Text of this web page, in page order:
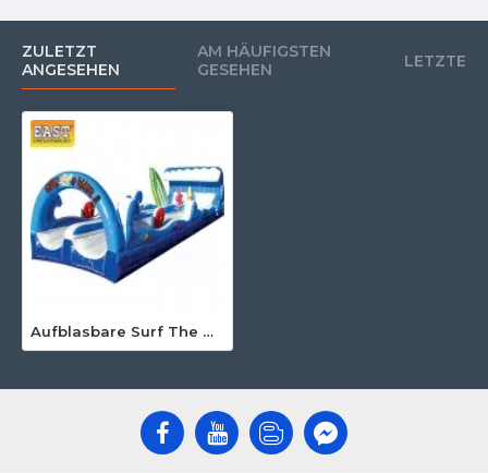
ZULETZT
ANGESEHEN
AM HÄUFIGSTEN
GESEHEN
LETZTE
Aufblasbare Surf The Wave